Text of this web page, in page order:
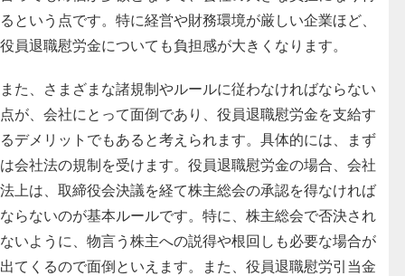
るという点です。特に経営や財務環境が厳しい企業ほど、
役員退職慰労金についても負担感が大きくなります。
また、さまざまな諸規制やルールに従わなければならない
点が、会社にとって面倒であり、役員退職慰労金を支給す
るデメリットでもあると考えられます。具体的には、まず
は会社法の規制を受けます。役員退職慰労金の場合、会社
法上は、取締役会決議を経て株主総会の承認を得なければ
ならないのが基本ルールです。特に、株主総会で否決され
ないように、物言う株主への説得や根回しも必要な場合が
出てくるので面倒といえます。また、役員退職慰労引当金